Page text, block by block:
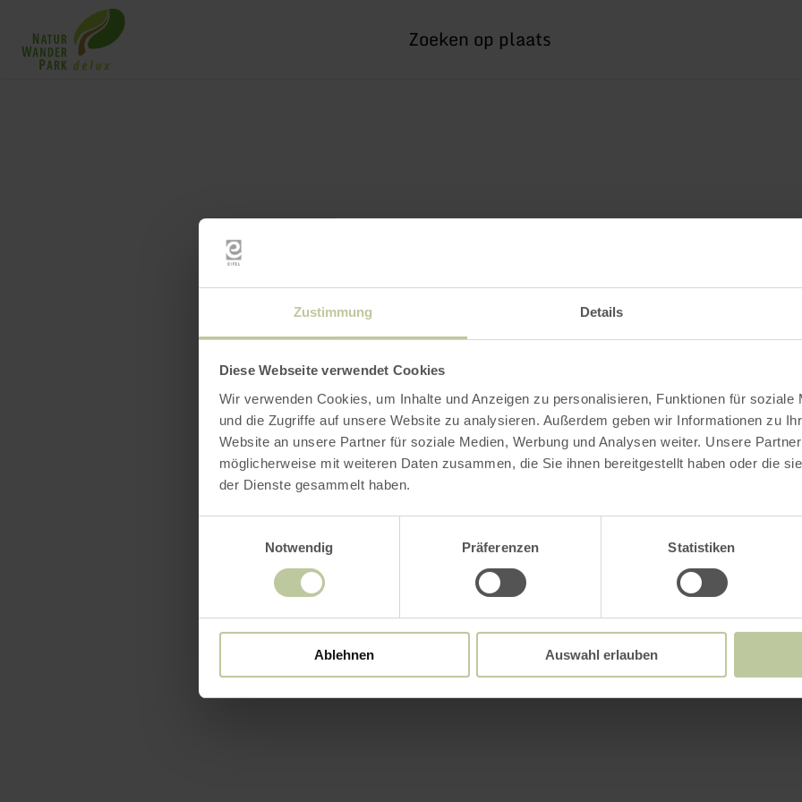
Zustimmung Details
Diese Webseite verwendet Cookies
Wir verwenden Cookies, um Inhalte und Anzeigen zu personalisieren, Funktionen für soziale
und die Zugriffe auf unsere Website zu analysieren. Außerdem geben wir Informationen zu
Website an unsere Partner für soziale Medien, Werbung und Analysen weiter. Unsere
möglicherweise mit weiteren Daten zusammen, die Sie ihnen bereitgestellt haben oder die
der Dienste gesammelt haben.
Notwendig
Präferenzen Statistiken
Ablehnen Auswahl erlauben
zoek